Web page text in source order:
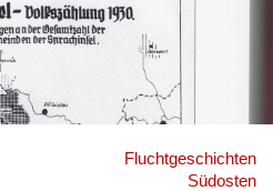
Fluchtgeschichten
Südosten